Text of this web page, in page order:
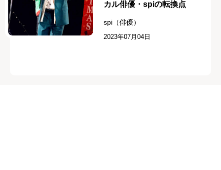
カル俳優・spiの転換点
spi（俳優）
2023年07月04日